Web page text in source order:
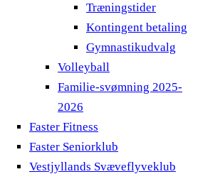
Træningstider
Kontingent betaling
Gymnastikudvalg
Volleyball
Familie-svømning 2025-
2026
Faster Fitness
Faster Seniorklub
Vestjyllands Svæveflyveklub